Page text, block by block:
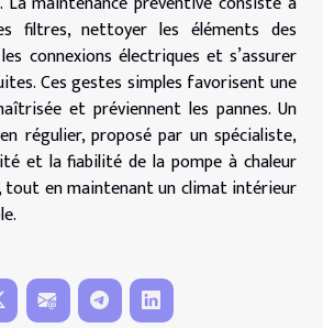
filtres, nettoyer les éléments des
connexions électriques et s’assurer
Ces gestes simples favorisent une
et préviennent les pannes. Un
régulier, proposé par un spécialiste,
et la fiabilité de la pompe à chaleur
tout en maintenant un climat intérieur